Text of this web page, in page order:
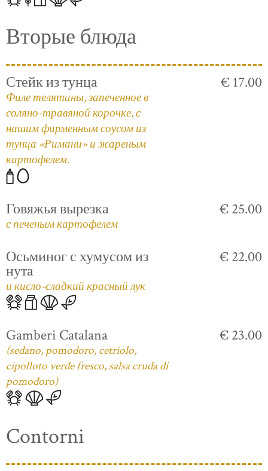
Вторые блюда
Стейк из тунца
Филе телятины, запеченное в
соляно-травяной корочке, с
нашим фирменным соусом из
тунца «Римани» и жареным
картофелем.
€ 17.00
Говяжья вырезка
с печеным картофелем
€ 25.00
Осьминог с хумусом из
нута
и кисло-сладкий красный лук
€ 22.00
Gamberi Catalana
(sedano, pomodoro, cetriolo,
cipolloto verde fresco, salsa cruda di
pomodoro)
€ 23.00
Contorni